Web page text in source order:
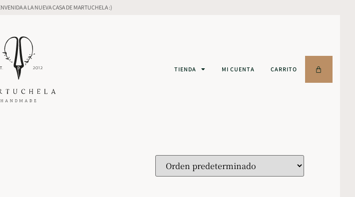
A LA NUEVA CASA DE MARTUCHELA :)
TIENDA MI CUENTA CARRITO